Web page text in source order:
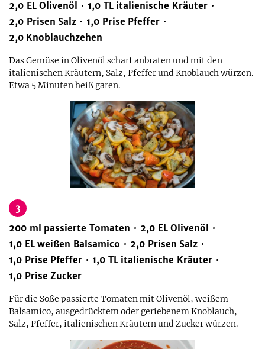
2,0 EL Olivenöl 1,0 TL italienische Kräuter
2,0 Prisen Salz 1,0 Prise Pfeffer
2,0 Knoblauchzehen
Das Gemüse in Olivenöl scharf anbraten und mit den
italienischen Kräutern, Salz, Pfeffer und Knoblauch würzen.
Etwa 5 Minuten heiß garen.
3
200 ml passierte Tomaten 2,0 EL Olivenöl
1,0 EL weißen Balsamico 2,0 Prisen Salz
1,0 Prise Pfeffer 1,0 TL italienische Kräuter
1,0 Prise Zucker
Für die Soße passierte Tomaten mit Olivenöl, weißem
Balsamico, ausgedrücktem oder geriebenem Knoblauch,
Salz, Pfeffer, italienischen Kräutern und Zucker würzen.